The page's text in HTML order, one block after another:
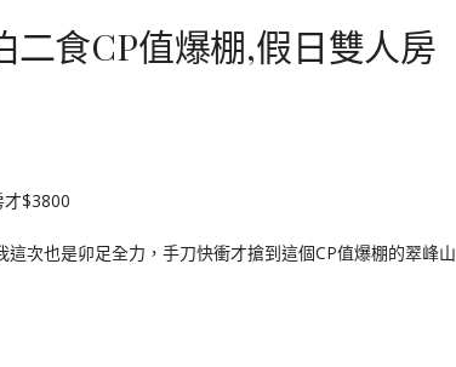
食CP值爆棚,假日雙人房
次也是卯足全力，手刀快衝才搶到這個CP值爆棚的翠峰山